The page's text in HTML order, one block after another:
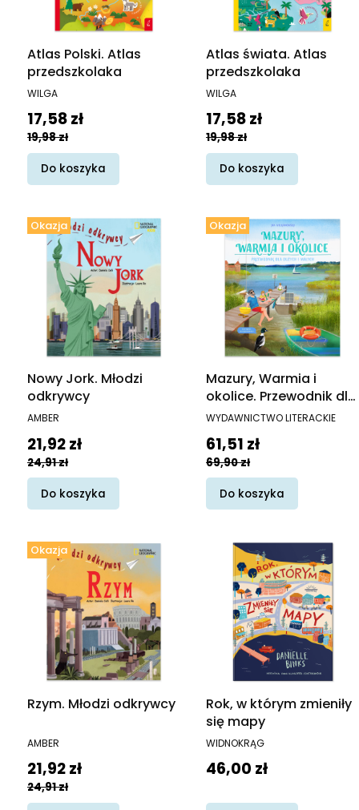
Atlas Polski. Atlas
przedszkolaka
PRODUCENT
WILGA
Cena promocyjna
17,58 zł
19,98 zł
Do koszyka
Atlas świata. Atlas
przedszkolaka
PRODUCENT
WILGA
Cena promocyjna
17,58 zł
19,98 zł
Do koszyka
Okazja
Nowy Jork. Młodzi
odkrywcy
PRODUCENT
AMBER
Cena promocyjna
21,92 zł
24,91 zł
Do koszyka
Okazja
Mazury, Warmia i
okolice. Przewodnik dla
dużych i małych
PRODUCENT
WYDAWNICTWO LITERACKIE
Cena promocyjna
61,51 zł
69,90 zł
Do koszyka
Okazja
Rzym. Młodzi odkrywcy
PRODUCENT
AMBER
Cena promocyjna
21,92 zł
24,91 zł
Rok, w którym zmieniły
się mapy
PRODUCENT
WIDNOKRĄG
Cena
46,00 zł